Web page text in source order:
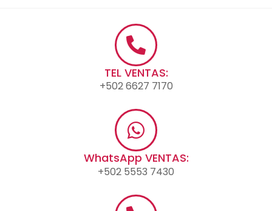
TEL VENTAS:
+502 6627 7170
WhatsApp VENTAS:
+502 5553 7430